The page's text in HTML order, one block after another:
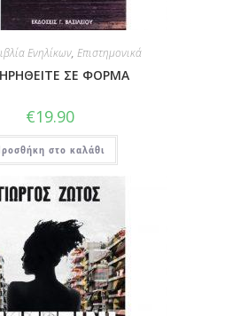
Ενηλίκων, Επιστημονικά
ΣΕ ΦΟΡΜΑ
€19.90
στο καλάθι